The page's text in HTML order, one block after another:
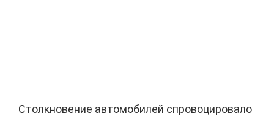
Столкновение автомобилей спровоцировало